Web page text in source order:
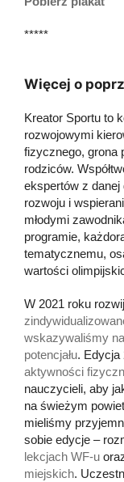
*****
Więcej o
Kreator Sportu to
rozwojowymi
fizycznego, grona
rodziców.
ekspertów z danej
rozwoju i
młodymi
programie,
tematycznemu,
wartości
W 2021 roku
wskazywaliśmy
potencjału. Edycja
aktywności
nauczycieli, aby
na świeżym
mieliśmy
sobie edycje –
lekcjach WF-u
miejskich.